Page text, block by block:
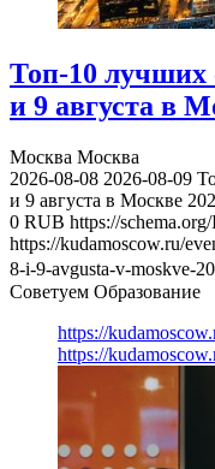
Топ-10 лучших
и 9 августа в
Москва Москва
2026-08-08 2026-08-09
и 9 августа в Москве
0 RUB https://
https://kudamoscow.ru/
8-i-9-avgusta-v-moskve-
Советуем Образование
https://
https://